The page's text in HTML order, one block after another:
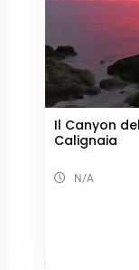
Il Canyon
Calignaia
N/A